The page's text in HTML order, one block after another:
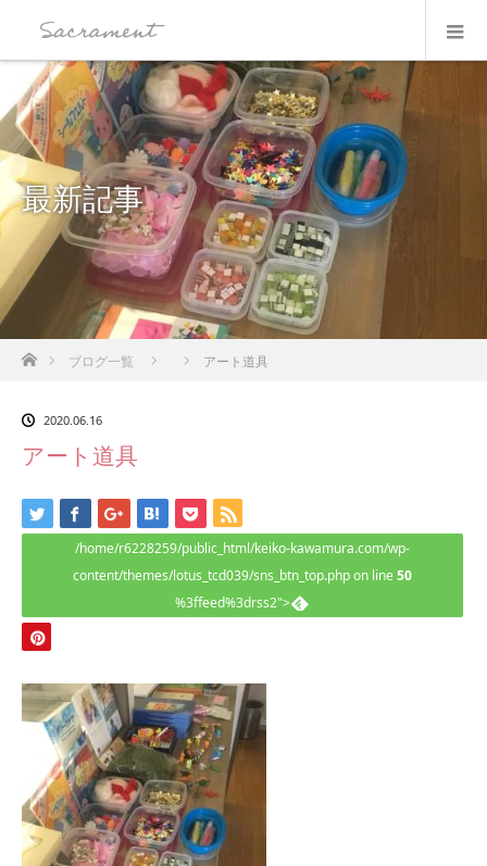
最新記事
ホームブログ一覧 アート道具
2020.06.16
アート道具
/home/r6228259/public_html/keiko-kawamura.com/wp-
content/themes/lotus_tcd039/sns_btn_top.php on line50
%3ffeed%3drss2">